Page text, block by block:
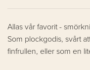
Allas vår favorit -
Som plockgodis, svårt
finfrullen, eller som en